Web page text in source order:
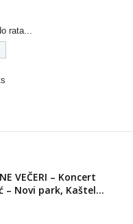
rata...
VEČERI – Koncert
– Novi park, Kaštel...